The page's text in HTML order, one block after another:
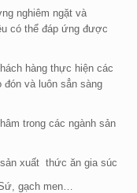
nghiêm ngặt và
có thể đáp ứng được
hàng thực hiện các
đón và luôn sẳn sàng
trong các ngành sản
xuất thức ăn gia súc
gạch men…